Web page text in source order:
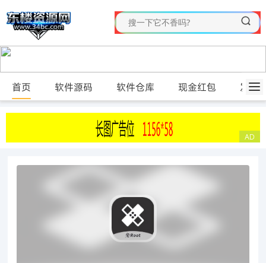
首页 软件源码 软件仓库 现金红包 发布